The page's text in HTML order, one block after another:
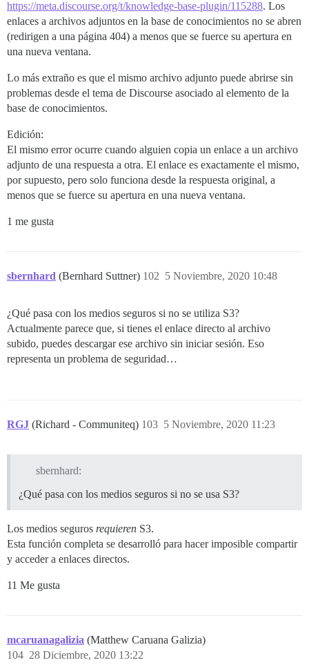
https://meta.discourse.org/t/knowledge-base-plugin/115288. Los
enlaces a archivos adjuntos en la base de conocimientos no se abren
(redirigen a una página 404) a menos que se fuerce su apertura en
una nueva ventana.
Lo más extraño es que el mismo archivo adjunto puede abrirse sin
problemas desde el tema de Discourse asociado al elemento de la
base de conocimientos.
Edición:
El mismo error ocurre cuando alguien copia un enlace a un archivo
adjunto de una respuesta a otra. El enlace es exactamente el mismo,
por supuesto, pero solo funciona desde la respuesta original, a
menos que se fuerce su apertura en una nueva ventana.
1 me gusta
sbernhard (Bernhard Suttner) 5 Noviembre, 2020 10:48
102
¿Qué pasa con los medios seguros si no se utiliza S3?
Actualmente parece que, si tienes el enlace directo al archivo
subido, puedes descargar ese archivo sin iniciar sesión. Eso
representa un problema de seguridad…
RGJ (Richard - Communiteq) 5 Noviembre, 2020 11:23
103
sbernhard:
¿Qué pasa con los medios seguros si no se usa S3?
Los medios seguros requieren S3.
Esta función completa se desarrolló para hacer imposible compartir
y acceder a enlaces directos.
11 Me gusta
mcaruanagalizia (Matthew Caruana Galizia)
28 Diciembre, 2020 13:22
104